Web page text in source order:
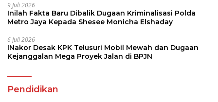
9 Juli 2026
Inilah Fakta Baru Dibalik Dugaan Kriminalisasi Polda
Metro Jaya Kepada Shesee Monicha Elshaday
6 Juli 2026
INakor Desak KPK Telusuri Mobil Mewah dan Dugaan
Kejanggalan Mega Proyek Jalan di BPJN
Pendidikan